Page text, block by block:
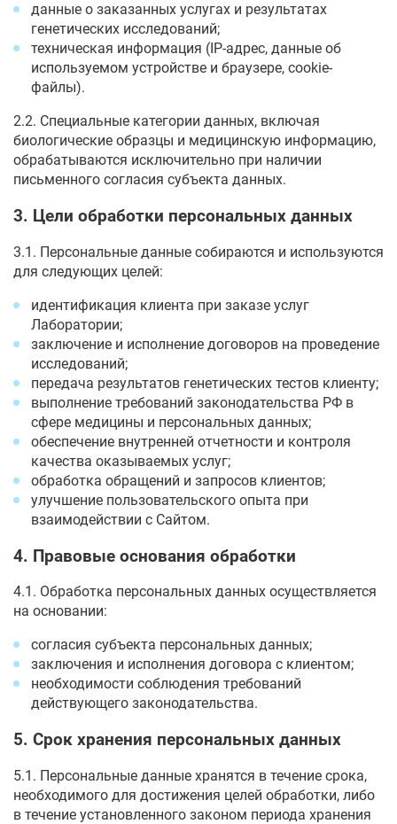
данные о заказанных услугах и результатах
генетических исследований;
техническая информация (IP-адрес, данные об
используемом устройстве и браузере, cookie-
файлы).
2.2. Специальные категории данных, включая
биологические образцы и медицинскую информацию,
обрабатываются исключительно при наличии
письменного согласия субъекта данных.
3. Цели обработки персональных данных
3.1. Персональные данные собираются и используются
для следующих целей:
идентификация клиента при заказе услуг
Лаборатории;
заключение и исполнение договоров на проведение
исследований;
передача результатов генетических тестов клиенту;
выполнение требований законодательства РФ в
сфере медицины и персональных данных;
обеспечение внутренней отчетности и контроля
качества оказываемых услуг;
обработка обращений и запросов клиентов;
улучшение пользовательского опыта при
взаимодействии с Сайтом.
4. Правовые основания обработки
4.1. Обработка персональных данных осуществляется
на основании:
согласия субъекта персональных данных;
заключения и исполнения договора с клиентом;
необходимости соблюдения требований
действующего законодательства.
5. Срок хранения персональных данных
5.1. Персональные данные хранятся в течение срока,
необходимого для достижения целей обработки, либо
в течение установленного законом периода хранения